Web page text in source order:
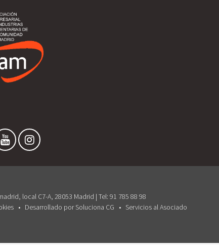
local C7-A, 28053 Madrid | Tel: 91 785 88 98
Desarrollado por Soluciona CG Servicios al Asociado